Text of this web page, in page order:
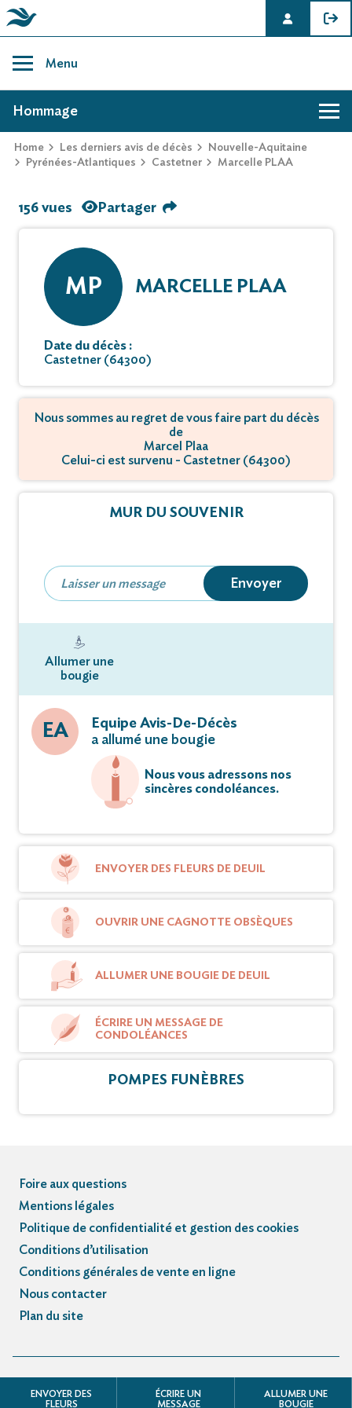
content
Menu
AVIS DE DÉCÈS DE MARCELLE PLAA
Home Les derniers avis de décès
Nouvelle-Aquitaine
Pyrénées-Atlantiques
Castetner Marcelle PLAA
Hommage
156 vues Partager
MP MARCELLE PLAA
Date du décès :
Castetner (64300)
Nous sommes au regret de vous faire part du décès
de
Marcel Plaa
Celui-ci est survenu - Castetner (64300)
MUR DU SOUVENIR
Envoyer
Allumer une
bougie
EA
Equipe Avis-De-Décès
a allumé une bougie
Nous vous adressons nos
sincères condoléances.
ENVOYER DES FLEURS DE DEUIL
OUVRIR UNE CAGNOTTE OBSÈQUES
ALLUMER UNE BOUGIE DE DEUIL
ÉCRIRE UN MESSAGE DE
CONDOLÉANCES
POMPES FUNÈBRES
ENVOYER DES
FLEURS
ÉCRIRE UN
MESSAGE
ALLUMER UNE
BOUGIE
Foire aux questions
Mentions légales
Politique de confidentialité et gestion des cookies
Conditions d’utilisation
Conditions générales de vente en ligne
Nous contacter
Plan du site
© Registre des avis de décès et obsèques - 3.3.5